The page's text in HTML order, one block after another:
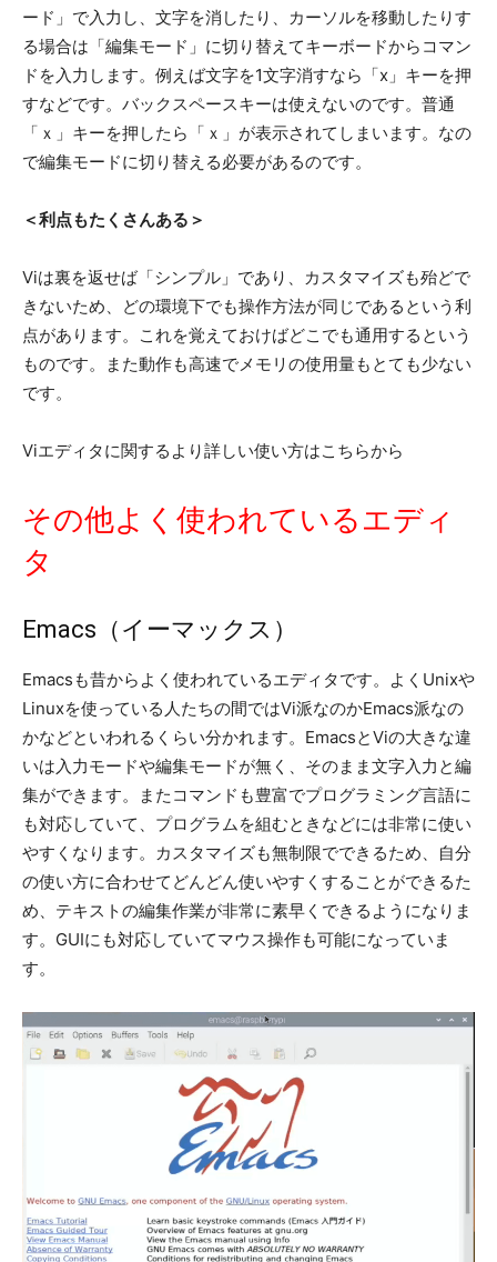
ード」で入力し、文字を消したり、カーソルを移動したりす
る場合は「編集モード」に切り替えてキーボードからコマン
ドを入力します。例えば文字を1文字消すなら「x」キーを押
すなどです。バックスペースキーは使えないのです。普通
「ｘ」キーを押したら「ｘ」が表示されてしまいます。なの
で編集モードに切り替える必要があるのです。
＜利点もたくさんある＞
Viは裏を返せば「シンプル」であり、カスタマイズも殆どで
きないため、どの環境下でも操作方法が同じであるという利
点があります。これを覚えておけばどこでも通用するという
ものです。また動作も高速でメモリの使用量もとても少ない
です。
Viエディタに関するより詳しい使い方はこちらから
その他よく使われているエディ
タ
Emacs（イーマックス）
Emacsも昔からよく使われているエディタです。よくUnixや
Linuxを使っている人たちの間ではVi派なのかEmacs派なの
かなどといわれるくらい分かれます。EmacsとViの大きな違
いは入力モードや編集モードが無く、そのまま文字入力と編
集ができます。またコマンドも豊富でプログラミング言語に
も対応していて、プログラムを組むときなどには非常に使い
やすくなります。カスタマイズも無制限でできるため、自分
の使い方に合わせてどんどん使いやすくすることができるた
め、テキストの編集作業が非常に素早くできるようになりま
す。GUIにも対応していてマウス操作も可能になっていま
す。